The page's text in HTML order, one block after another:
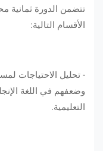
تتضمن الدورة ثمانية
الأقسام التالية:
- تحليل الاحتياجات
وضعفهم في اللغة
التعليمية.